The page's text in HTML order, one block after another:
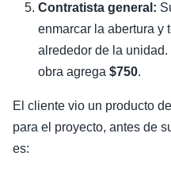
Contratista general:
enmarcar la abertura y
alrededor de la
obra agrega $750.
El cliente vio un producto
para el proyecto, antes de
es: